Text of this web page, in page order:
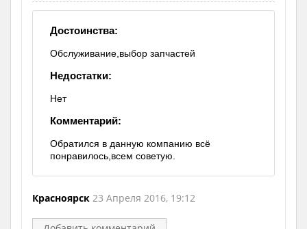
Достоинства:
Обслуживание,выбор запчастей
Недостатки:
Нет
Комментарий:
Обратился в данную компанию всё
понравилось,всем советую.
Красноярск 23 Апреля 2016, 19:12